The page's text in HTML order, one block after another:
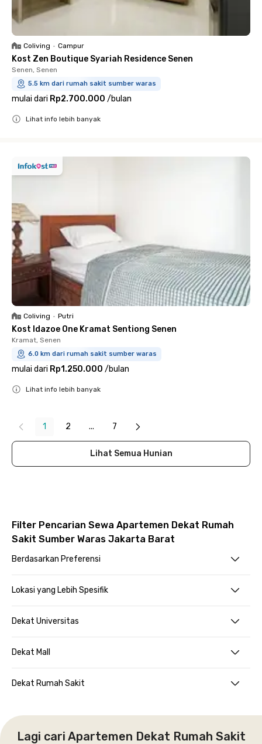
Coliving • Campur
Kost Zen Boutique Syariah Residence Senen
Senen, Senen
5.5 km dari rumah sakit sumber waras
mulai dari Rp2.700.000 /bulan
Lihat info lebih banyak
Coliving • Putri
Kost Idazoe One Kramat Sentiong Senen
Kramat, Senen
6.0 km dari rumah sakit sumber waras
mulai dari Rp1.250.000 /bulan
Lihat info lebih banyak
1 2 ... 7
Lihat Semua Hunian
Filter Pencarian Sewa Apartemen Dekat Rumah
Sakit Sumber Waras Jakarta Barat
Berdasarkan Preferensi
Lokasi yang Lebih Spesifik
Dekat Universitas
Dekat Mall
Dekat Rumah Sakit
Lagi cari Apartemen Dekat Rumah Sakit